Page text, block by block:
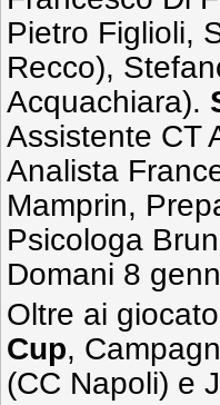
Pietro Figlioli,
Recco),
Acquachiara).
Assistente CT
Analista
Mamprin,
Psicologa
Domani 8
Oltre ai
Cup,
(CC Napoli) e